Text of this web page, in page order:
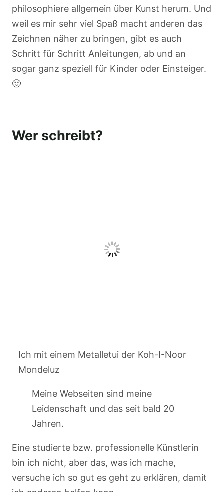
philosophiere allgemein über Kunst herum. Und
weil es mir sehr viel Spaß macht anderen das
Zeichnen näher zu bringen, gibt es auch
Schritt für Schritt Anleitungen, ab und an
sogar ganz speziell für Kinder oder Einsteiger.
🙂
Wer schreibt?
Ich mit einem Metalletui der Koh-I-Noor
Mondeluz
Meine Webseiten sind meine
Leidenschaft und das seit bald 20
Jahren.
Eine studierte bzw. professionelle Künstlerin
bin ich nicht, aber das, was ich mache,
versuche ich so gut es geht zu erklären, damit